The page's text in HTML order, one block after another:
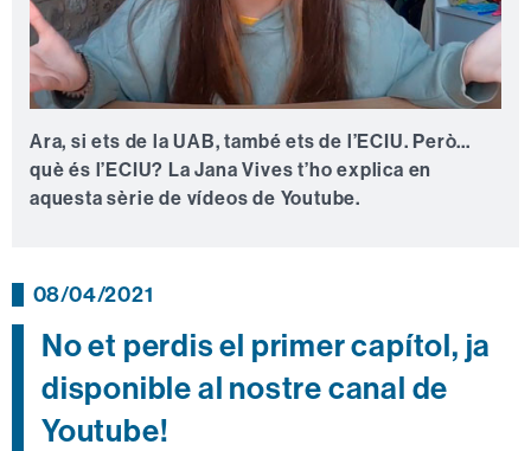
Ara, si ets de la UAB, també ets de l’ECIU. Però...
què és l’ECIU? La Jana Vives t’ho explica en
aquesta sèrie de vídeos de Youtube.
08/04/2021
No et perdis el primer capítol, ja
disponible al nostre canal de
Youtube!